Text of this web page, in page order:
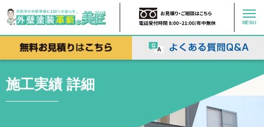
MENU
施工実績 詳細